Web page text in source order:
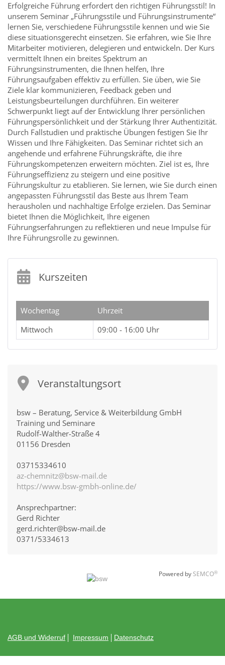
Erfolgreiche Führung erfordert den richtigen Führungsstil! In
unserem Seminar „Führungsstile und Führungsinstrumente“
lernen Sie, verschiedene Führungsstile kennen und wie Sie
diese situationsgerecht einsetzen. Sie erfahren, wie Sie Ihre
Mitarbeiter motivieren, delegieren und entwickeln. Der Kurs
vermittelt Ihnen ein breites Spektrum an
Führungsinstrumenten, die Ihnen helfen, Ihre
Führungsaufgaben effektiv zu erfüllen. Sie üben, wie Sie
Ziele klar kommunizieren, Feedback geben und
Leistungsbeurteilungen durchführen. Ein weiterer
Schwerpunkt liegt auf der Entwicklung Ihrer persönlichen
Führungspersönlichkeit und der Stärkung Ihrer Authentizität.
Durch Fallstudien und praktische Übungen festigen Sie Ihr
Wissen und Ihre Fähigkeiten. Das Seminar richtet sich an
angehende und erfahrene Führungskräfte, die ihre
Führungskompetenzen erweitern möchten. Ziel ist es, Ihre
Führungseffizienz zu steigern und eine positive
Führungskultur zu etablieren. Sie lernen, wie Sie durch einen
angepassten Führungsstil das Beste aus Ihrem Team
herausholen und nachhaltige Erfolge erzielen. Das Seminar
bietet Ihnen die Möglichkeit, Ihre eigenen
Führungserfahrungen zu reflektieren und neue Impulse für
Ihre Führungsrolle zu gewinnen.
Kurszeiten
Wochentag
Uhrzeit
Mittwoch
09:00 - 16:00 Uhr
Veranstaltungsort
bsw – Beratung, Service & Weiterbildung GmbH
Training und Seminare
Rudolf-Walther-Straße 4
01156 Dresden
03715334610
az-chemnitz@bsw-mail.de
https://www.bsw-gmbh-online.de/
Ansprechpartner:
Gerd Richter
gerd.richter@bsw-mail.de
0371/5334613
Powered bySEMCO®
AGB und Widerruf Impressum Datenschutz